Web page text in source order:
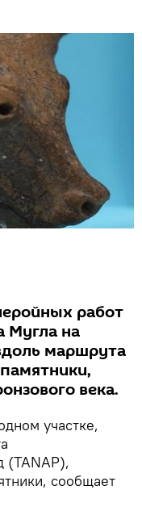
работ
Мугла на
маршрута
века.
участке,
(TANAP),
сообщает